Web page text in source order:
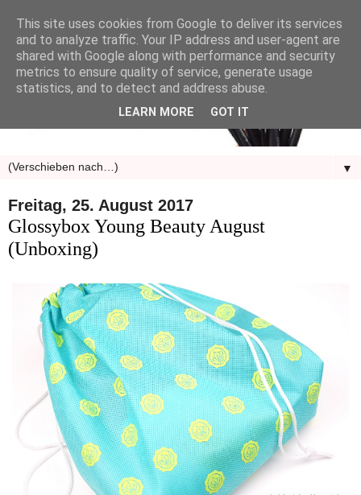
▼
Freitag, 25. August 2017
Glossybox Young Beauty August
(Unboxing)
This site uses cookies from Google to deliver its services
and to analyze traffic. Your IP address and user-agent are
shared with Google along with performance and security
metrics to ensure quality of service, generate usage
statistics, and to detect and address abuse.
LEARN MORE GOT IT